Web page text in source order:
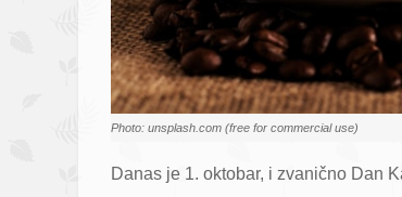
Photo: unsplash.com (free for commercial use)
Danas je 1. oktobar, i zvanično Dan